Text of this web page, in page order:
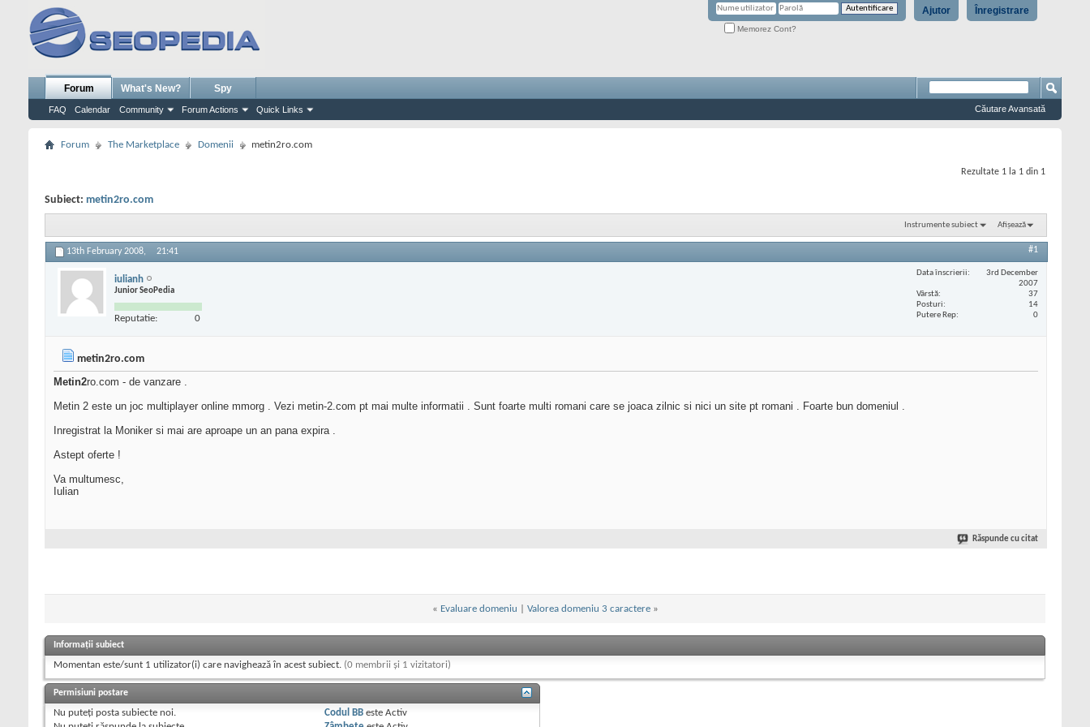
Înregistrare
Ajutor
Memorez Cont?
Forum
FAQ Calendar Community Forum Actions Quick Links
What's New? Spy
Căutare Avansată
Forum The Marketplace Domenii metin2ro.com
Rezultate 1 la 1 din 1
Subiect: metin2ro.com
Instrumente subiect Afișează
13th February 2008, 21:41 #1
iulianh
Junior SeoPedia
Reputatie: 0
Data înscrierii
3rd December
2007
Vârstă
37
Posturi
14
Putere Rep
0
metin2ro.com
Metin2ro.com - de vanzare .
Metin 2 este un joc multiplayer online mmorg . Vezi metin-2.com pt mai multe informatii . Sunt foarte multi romani care se joaca zilnic si nici un site pt romani . Foarte bun domeniul .
Inregistrat la Moniker si mai are aproape un an pana expira .
Astept oferte !
Va multumesc,
Iulian
Răspunde cu citat
« Evaluare domeniu Valorea domeniu 3 caractere »
Informații subiect
Momentan este/sunt 1 utilizator(i) care navighează în acest subiect. (0 membrii și 1 vizitatori)
Permisiuni postare
Nu puteţi posta subiecte noi.
Codul BB esteActiv